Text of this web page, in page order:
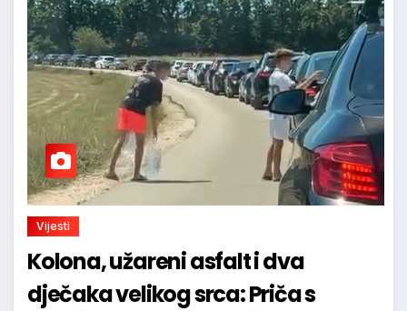
Vijesti
Kolona, užareni asfalt i dva
dječaka velikog srca: Priča s